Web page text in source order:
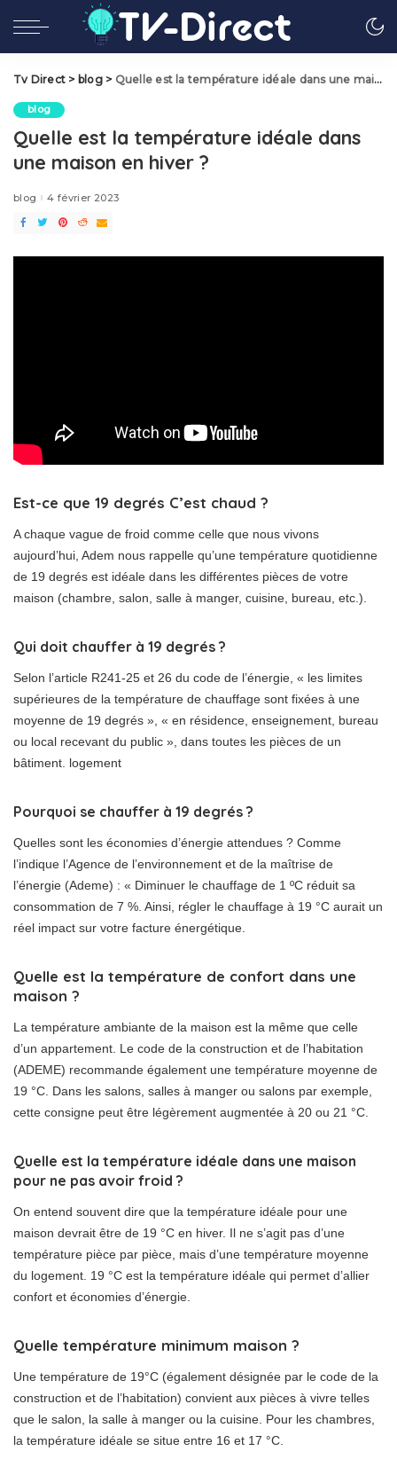
Tv Direct > blog> Quelle est la température idéale dans une maison en hiver ?
blog
Quelle est la température idéale dans
une maison en hiver ?
blog 4 février 2023
Est-ce que 19 degrés C’est chaud ?
A chaque vague de froid comme celle que nous vivons
aujourd’hui, Adem nous rappelle qu’une température quotidienne
de 19 degrés est idéale dans les différentes pièces de votre
maison (chambre, salon, salle à manger, cuisine, bureau, etc.).
Qui doit chauffer à 19 degrés ?
Selon l’article R241-25 et 26 du code de l’énergie, « les limites
supérieures de la température de chauffage sont fixées à une
moyenne de 19 degrés », « en résidence, enseignement, bureau
ou local recevant du public », dans toutes les pièces de un
bâtiment. logement
Pourquoi se chauffer à 19 degrés ?
Quelles sont les économies d’énergie attendues ? Comme
l’indique l’Agence de l’environnement et de la maîtrise de
l’énergie (Ademe) : « Diminuer le chauffage de 1 ºC réduit sa
consommation de 7 %. Ainsi, régler le chauffage à 19 °C aurait un
réel impact sur votre facture énergétique.
Quelle est la température de confort dans une
maison ?
La température ambiante de la maison est la même que celle
d’un appartement. Le code de la construction et de l’habitation
(ADEME) recommande également une température moyenne de
19 °C. Dans les salons, salles à manger ou salons par exemple,
cette consigne peut être légèrement augmentée à 20 ou 21 °C.
Quelle est la température idéale dans une maison
pour ne pas avoir froid ?
On entend souvent dire que la température idéale pour une
maison devrait être de 19 °C en hiver. Il ne s’agit pas d’une
température pièce par pièce, mais d’une température moyenne
du logement. 19 °C est la température idéale qui permet d’allier
confort et économies d’énergie.
Quelle température minimum maison ?
Une température de 19°C (également désignée par le code de la
construction et de l’habitation) convient aux pièces à vivre telles
que le salon, la salle à manger ou la cuisine. Pour les chambres,
la température idéale se situe entre 16 et 17 °C.